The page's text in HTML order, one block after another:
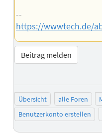
--
https://wwwtech.de/
Beitrag melden
Übersicht alle Foren
Benutzerkonto erstellen